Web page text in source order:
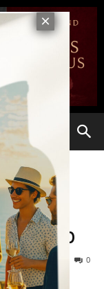
câmp
0
270